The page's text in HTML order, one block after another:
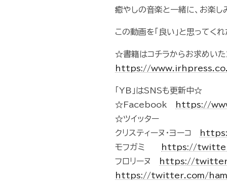
癒やしの音楽と一緒に、お楽し
この動画を「良い」と思って
☆書籍はコチラからお求めい
https://
「YB」はSNSも更新中☆
☆Facebook
https://
☆ツイッター
クリスティーヌ・ヨーコ
モフガミ
https://
フロリーヌ
https://
https://twitter.com/